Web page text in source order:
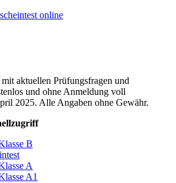
online
aktuellen Prüfungsfragen und
und ohne Anmeldung voll
2025. Alle Angaben ohne Gewähr.
B
A
A1